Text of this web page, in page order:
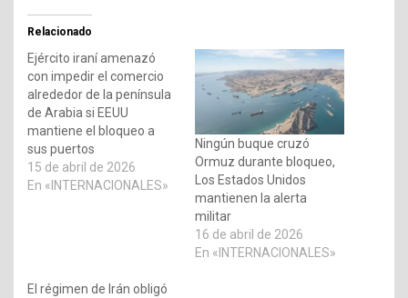
Relacionado
Ejército iraní amenazó
con impedir el comercio
alrededor de la península
de Arabia si EEUU
mantiene el bloqueo a
sus puertos
15 de abril de 2026
En «INTERNACIONALES»
Ningún buque cruzó
Ormuz durante bloqueo,
Los Estados Unidos
mantienen la alerta
militar
16 de abril de 2026
En «INTERNACIONALES»
El régimen de Irán obligó